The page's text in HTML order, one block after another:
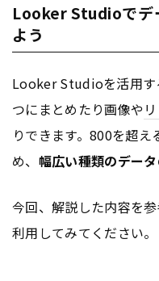
Looker Studioでデ
よう
Looker Studioを活用す
つにまとめたり画像や
りできます。800を超
め、 幅広い種類のデー
今回、解説した内容を
利用してみてください。